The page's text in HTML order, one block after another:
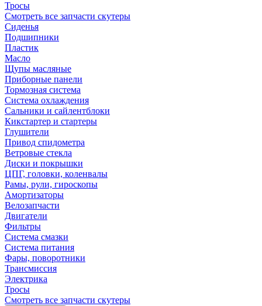
Тросы
Смотреть все запчасти скутеры
Сиденья
Подшипники
Пластик
Масло
Щупы масляные
Приборные панели
Тормозная система
Система охлаждения
Сальники и сайлентблоки
Кикстартер и стартеры
Глушители
Привод спидометра
Ветровые стекла
Диски и покрышки
ЦПГ, головки, коленвалы
Рамы, рули, гироскопы
Амортизаторы
Велозапчасти
Двигатели
Фильтры
Система смазки
Система питания
Фары, поворотники
Трансмиссия
Электрика
Тросы
Смотреть все запчасти скутеры